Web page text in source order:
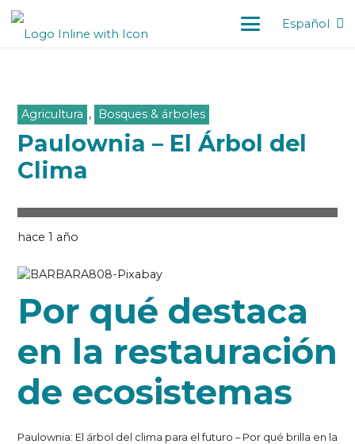
Español
Agricultura , Bosques & árboles
Paulownia – El Árbol del
Clima
hace 1 año
Por qué destaca
en la restauración
de ecosistemas
Paulownia: El árbol del clima para el futuro – Por qué brilla en la